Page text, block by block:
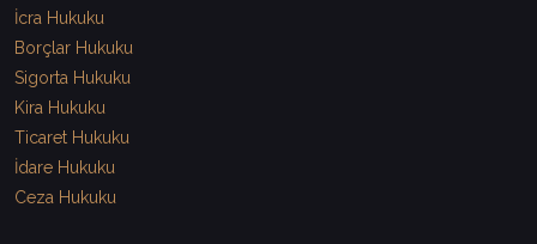
İcra Hukuku
Borçlar Hukuku
Sigorta Hukuku
Kira Hukuku
Ticaret Hukuku
İdare Hukuku
Ceza Hukuku